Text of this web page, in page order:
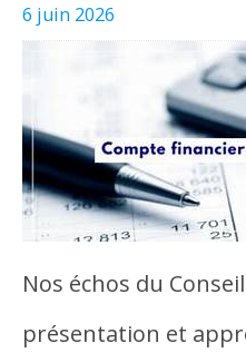
6 juin 2026
Nos échos du
présentation et